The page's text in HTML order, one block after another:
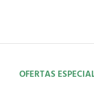
OFERTAS